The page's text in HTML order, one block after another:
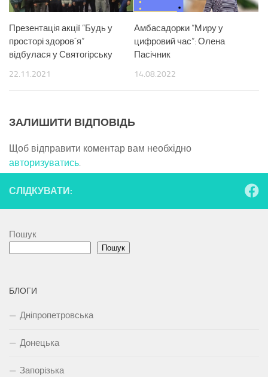
Презентація акції “Будь у
просторі здоров´я”
відбулася у Святогірську
22.11.2021
Амбасадорки “Миру у
цифровий час”: Олена
Пасічник
14.08.2022
ЗАЛИШИТИ ВІДПОВІДЬ
Щоб відправити коментар вам необхідно
авторизуватись.
СЛІДКУВАТИ:
Пошук
Пошук
БЛОГИ
Дніпропетровська
Донецька
Запорізька